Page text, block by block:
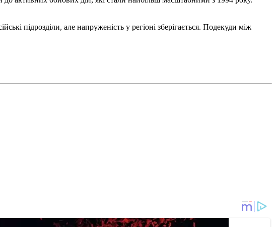
підрозділи, але напруженість у регіоні зберігається. Подекуди між